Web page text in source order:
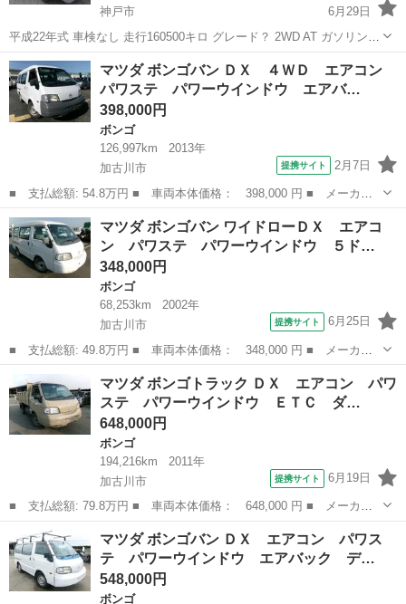
神戸市
6月29日
平成22年式 車検なし 走行160500キロ グレード？ 2WD AT ガソリン
ETC 両側スライドドア 特に不具合はありませんが神経質な方にはおす
すめしません。 下取り検討します。 リサイクル料金込み こちらでは
車検受け...
兵庫 神戸市 ボンゴ スライドドア
マツダ ボンゴバン ＤＸ ４ＷＤ エアコン
パワステ パワーウインドウ エアバ…
398,000円
ボンゴ
126,997km
2013年
加古川市
提携サイト 2月7日
■ 支払総額: 54.8万円 ■ 車両本体価格： 398,000 円 ■ メーカー
名： マツダ ■ 車種名： ボンゴバン ■ グレード名： ＤＸ ４
ＷＤ エアコン パワステ パワーウインドウ エアバック ＥＴ
Ｃ ５ドア １...
兵庫 加古川市 ボンゴ
マツダ ボンゴバン ワイドローＤＸ エアコ
ン パワステ パワーウインドウ ５ド…
348,000円
ボンゴ
68,253km
2002年
加古川市
提携サイト 6月25日
■ 支払総額: 49.8万円 ■ 車両本体価格： 348,000 円 ■ メーカー
名： マツダ ■ 車種名： ボンゴバン ■ グレード名： ワイドロ
ーＤＸ エアコン パワステ パワーウインドウ ５ドア ＥＴＣ
■ 排気量：...
兵庫 ボンゴ
マツダ ボンゴトラック ＤＸ エアコン パワ
ステ パワーウインドウ ＥＴＣ ダ…
648,000円
ボンゴ
194,216km
2011年
加古川市
提携サイト 6月19日
■ 支払総額: 79.8万円 ■ 車両本体価格： 648,000 円 ■ メーカー
名： マツダ ■ 車種名： ボンゴトラック ■ グレード名： Ｄ
Ｘ エアコン パワステ パワーウインドウ ＥＴＣ ダンプ ■ 排
気量： 18...
兵庫 ボンゴ
マツダ ボンゴバン ＤＸ エアコン パワス
テ パワーウインドウ エアバック デ…
548,000円
ボンゴ